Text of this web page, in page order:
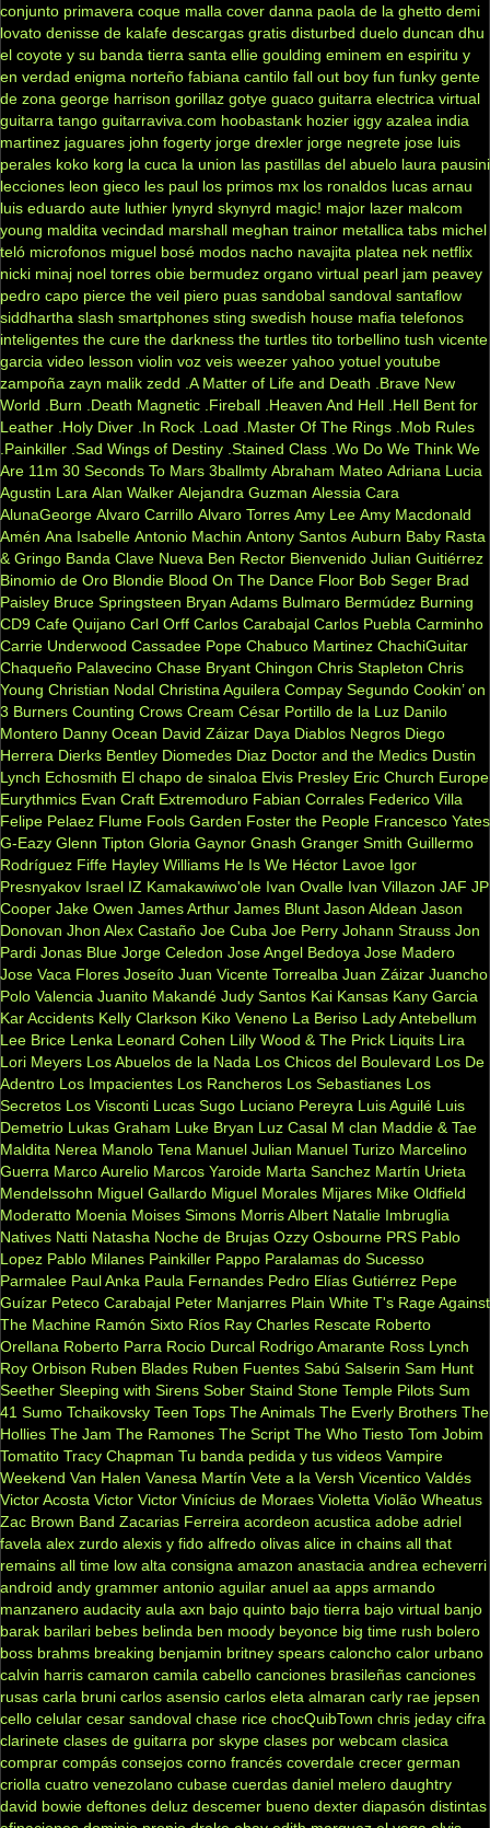
conjunto primavera coque malla cover danna paola de la ghetto demi
lovato denisse de kalafe descargas gratis disturbed duelo duncan dhu
el coyote y su banda tierra santa ellie goulding eminem en espiritu y
en verdad enigma norteño fabiana cantilo fall out boy fun funky gente
de zona george harrison gorillaz gotye guaco guitarra electrica virtual
guitarra tango guitarraviva.com hoobastank hozier iggy azalea india
martinez jaguares john fogerty jorge drexler jorge negrete jose luis
perales koko korg la cuca la union las pastillas del abuelo laura pausini
lecciones leon gieco les paul los primos mx los ronaldos lucas arnau
luis eduardo aute luthier lynyrd skynyrd magic! major lazer malcom
young maldita vecindad marshall meghan trainor metallica tabs michel
teló microfonos miguel bosé modos nacho navajita platea nek netflix
nicki minaj noel torres obie bermudez organo virtual pearl jam peavey
pedro capo pierce the veil piero puas sandobal sandoval santaflow
siddhartha slash smartphones sting swedish house mafia telefonos
inteligentes the cure the darkness the turtles tito torbellino tush vicente
garcia video lesson violin voz veis weezer yahoo yotuel youtube
zampoña zayn malik zedd .A Matter of Life and Death
.Brave New
World
.Burn .Death Magnetic .Fireball .Heaven And Hell .Hell Bent for
Leather .Holy Diver .In Rock .Load .Master Of The Rings .Mob Rules
.Painkiller .Sad Wings of Destiny .Stained Class .Wo Do We Think We
Are 11m 30 Seconds To Mars 3ballmty Abraham Mateo Adriana Lucia
Agustin Lara Alan Walker Alejandra Guzman Alessia Cara
AlunaGeorge Alvaro Carrillo Alvaro Torres Amy Lee Amy Macdonald
Amén Ana Isabelle Antonio Machin Antony Santos Auburn Baby Rasta
& Gringo Banda Clave Nueva Ben Rector Bienvenido Julian Guitiérrez
Binomio de Oro Blondie Blood On The Dance Floor Bob Seger Brad
Paisley Bruce Springsteen Bryan Adams Bulmaro Bermúdez Burning
CD9 Cafe Quijano Carl Orff Carlos Carabajal Carlos Puebla Carminho
Carrie Underwood Cassadee Pope Chabuco Martinez ChachiGuitar
Chaqueño Palavecino Chase Bryant Chingon Chris Stapleton Chris
Young Christian Nodal Christina Aguilera Compay Segundo Cookin’ on
3 Burners Counting Crows Cream César Portillo de la Luz Danilo
Montero Danny Ocean David Záizar Daya Diablos Negros Diego
Herrera Dierks Bentley Diomedes Diaz Doctor and the Medics Dustin
Lynch Echosmith El chapo de sinaloa Elvis Presley Eric Church Europe
Eurythmics Evan Craft Extremoduro Fabian Corrales Federico Villa
Felipe Pelaez Flume Fools Garden Foster the People Francesco Yates
G-Eazy Glenn Tipton Gloria Gaynor Gnash Granger Smith Guillermo
Rodríguez Fiffe Hayley Williams He Is We Héctor Lavoe Igor
Presnyakov Israel IZ Kamakawiwo'ole Ivan Ovalle Ivan Villazon JAF JP
Cooper Jake Owen James Arthur James Blunt Jason Aldean Jason
Donovan Jhon Alex Castaño Joe Cuba Joe Perry Johann Strauss Jon
Pardi Jonas Blue Jorge Celedon Jose Angel Bedoya Jose Madero
Jose Vaca Flores Joseíto Juan Vicente Torrealba Juan Záizar Juancho
Polo Valencia Juanito Makandé Judy Santos Kai Kansas Kany Garcia
Kar Accidents Kelly Clarkson Kiko Veneno La Beriso Lady Antebellum
Lee Brice Lenka Leonard Cohen Lilly Wood & The Prick Liquits Lira
Lori Meyers Los Abuelos de la Nada Los Chicos del Boulevard Los De
Adentro Los Impacientes Los Rancheros Los Sebastianes Los
Secretos Los Visconti Lucas Sugo Luciano Pereyra Luis Aguilé Luis
Demetrio Lukas Graham Luke Bryan Luz Casal M clan Maddie & Tae
Maldita Nerea Manolo Tena Manuel Julian Manuel Turizo Marcelino
Guerra Marco Aurelio Marcos Yaroide Marta Sanchez Martín Urieta
Mendelssohn Miguel Gallardo Miguel Morales Mijares Mike Oldfield
Moderatto Moenia Moises Simons Morris Albert Natalie Imbruglia
Natives Natti Natasha Noche de Brujas Ozzy Osbourne PRS Pablo
Lopez Pablo Milanes Painkiller Pappo Paralamas do Sucesso
Parmalee Paul Anka Paula Fernandes Pedro Elías Gutiérrez Pepe
Guízar Peteco Carabajal Peter Manjarres Plain White T's Rage Against
The Machine Ramón Sixto Ríos Ray Charles Rescate Roberto
Orellana Roberto Parra Rocio Durcal Rodrigo Amarante Ross Lynch
Roy Orbison Ruben Blades Ruben Fuentes Sabú Salserin Sam Hunt
Seether Sleeping with Sirens Sober Staind Stone Temple Pilots Sum
41 Sumo Tchaikovsky Teen Tops The Animals The Everly Brothers The
Hollies The Jam The Ramones The Script The Who Tiesto Tom Jobim
Tomatito Tracy Chapman Tu banda pedida y tus videos Vampire
Weekend Van Halen Vanesa Martín Vete a la Versh Vicentico Valdés
Victor Acosta Victor Victor Vinícius de Moraes Violetta Violão Wheatus
Zac Brown Band Zacarias Ferreira acordeon acustica adobe adriel
favela alex zurdo alexis y fido alfredo olivas alice in chains all that
remains all time low alta consigna amazon anastacia andrea echeverri
android andy grammer antonio aguilar anuel aa apps armando
manzanero audacity aula axn bajo quinto bajo tierra bajo virtual banjo
barak barilari bebes belinda ben moody beyonce big time rush bolero
boss brahms breaking benjamin britney spears caloncho calor urbano
calvin harris camaron camila cabello canciones brasileñas canciones
rusas carla bruni carlos asensio carlos eleta almaran carly rae jepsen
cello celular cesar sandoval chase rice chocQuibTown chris jeday cifra
clarinete clases de guitarra por skype clases por webcam clasica
comprar compás consejos corno francés coverdale crecer german
criolla cuatro venezolano cubase cuerdas daniel melero daughtry
david bowie deftones deluz descemer bueno dexter diapasón distintas